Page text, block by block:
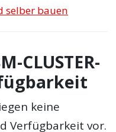
selber bauen
CLUSTER-
keine
Verfügbarkeit vor.